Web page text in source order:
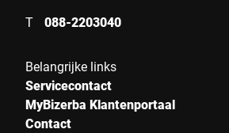
T 088-2203040
Belangrijke links
Servicecontact
MyBizerba Klantenportaal
Contact